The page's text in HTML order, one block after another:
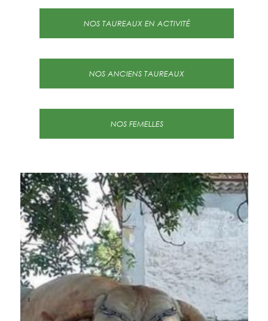
NOS TAUREAUX EN ACTIVITÉ
NOS ANCIENS TAUREAUX
NOS FEMELLES